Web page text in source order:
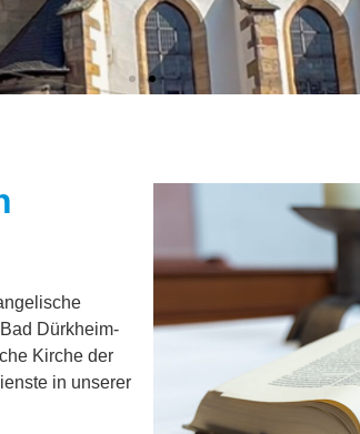
vom 07.08.2026
sei fröhlich von ganzem Herzen, du
weggenommen.
Zefanja 3,14-15
Frieden verkündigt euch, die ihr fern
Epheser 2,17
Dürkheim-
Kirche der
in unserer